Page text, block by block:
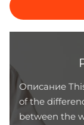
Описание
of the
between the